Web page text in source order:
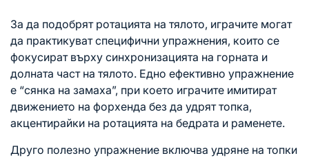
За да подобрят ротацията на тялото, играчите могат
да практикуват специфични упражнения, които се
фокусират върху синхронизацията на горната и
долната част на тялото. Едно ефективно упражнение
е “сянка на замаха”, при което играчите имитират
движението на форхенда без да удрят топка,
акцентирайки на ротацията на бедрата и раменете.
Друго полезно упражнение включва удряне на топки